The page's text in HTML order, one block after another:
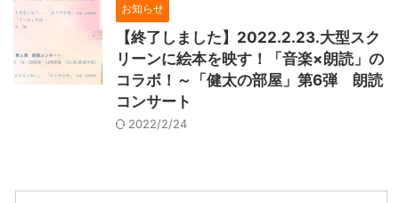
お知らせ
【終了しました】2022.2.23.大型スク
リーンに絵本を映す！「音楽×朗読」の
コラボ！～「健太の部屋」第6弾 朗読
コンサート
2022/2/24